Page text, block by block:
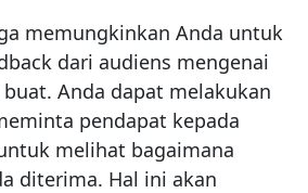
memungkinkan Anda untuk
dari audiens mengenai
Anda dapat melakukan
pendapat kepada
melihat bagaimana
diterima. Hal ini akan